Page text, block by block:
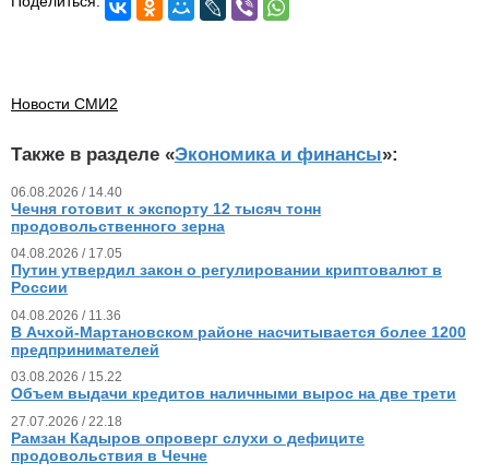
Новости СМИ2
Также в разделе «Экономика и финансы»:
06.08.2026 / 14.40
Чечня готовит к экспорту 12 тысяч тонн
продовольственного зерна
04.08.2026 / 17.05
Путин утвердил закон о регулировании криптовалют в
России
04.08.2026 / 11.36
В Ачхой-Мартановском районе насчитывается более 1200
предпринимателей
03.08.2026 / 15.22
Объем выдачи кредитов наличными вырос на две трети
27.07.2026 / 22.18
Рамзан Кадыров опроверг слухи о дефиците
продовольствия в Чечне